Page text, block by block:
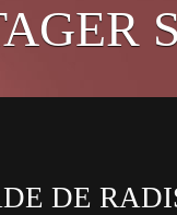
DE